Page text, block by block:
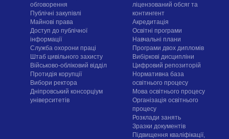
обговорення
Публічні закупівлі
Майнові права
Доступ до публічної
інформації
Служба охорони праці
Штаб цивільного захисту
Військово-обліковий відділ
Протидія корупції
Вибори ректора
Дніпровський консорціум
університетів
ліцензований обсяг та
контингент
Акредитація
Освітні програми
Навчальні плани
Програми двох дипломів
Вибіркові дисципліни
Цифровий репозиторій
Нормативна база
освітнього процесу
Мова освітнього процесу
Організація освітнього
процесу
Розклади занять
Зразки документів
Підвищення кваліфікації,